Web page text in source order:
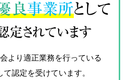
良事業所として
定されています
より適正業務を行っている
認定を受けています。